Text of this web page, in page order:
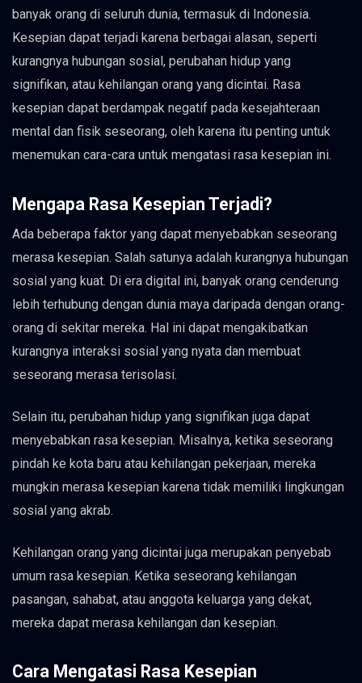
banyak orang di seluruh dunia, termasuk di Indonesia.
Kesepian dapat terjadi karena berbagai alasan, seperti
kurangnya hubungan sosial, perubahan hidup yang
signifikan, atau kehilangan orang yang dicintai. Rasa
kesepian dapat berdampak negatif pada kesejahteraan
mental dan fisik seseorang, oleh karena itu penting untuk
menemukan cara-cara untuk mengatasi rasa kesepian ini.
Mengapa Rasa Kesepian Terjadi?
Ada beberapa faktor yang dapat menyebabkan seseorang
merasa kesepian. Salah satunya adalah kurangnya hubungan
sosial yang kuat. Di era digital ini, banyak orang cenderung
lebih terhubung dengan dunia maya daripada dengan orang-
orang di sekitar mereka. Hal ini dapat mengakibatkan
kurangnya interaksi sosial yang nyata dan membuat
seseorang merasa terisolasi.
Selain itu, perubahan hidup yang signifikan juga dapat
menyebabkan rasa kesepian. Misalnya, ketika seseorang
pindah ke kota baru atau kehilangan pekerjaan, mereka
mungkin merasa kesepian karena tidak memiliki lingkungan
sosial yang akrab.
Kehilangan orang yang dicintai juga merupakan penyebab
umum rasa kesepian. Ketika seseorang kehilangan
pasangan, sahabat, atau anggota keluarga yang dekat,
mereka dapat merasa kehilangan dan kesepian.
Cara Mengatasi Rasa Kesepian